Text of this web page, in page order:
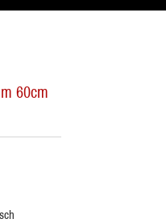
60cm